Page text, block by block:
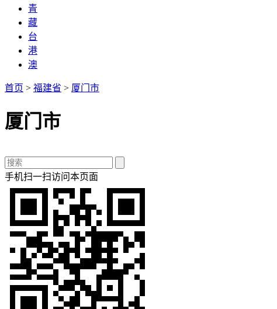
青
藏
台
港
澳
首页 > 福建省 > 厦门市
厦门市
手机扫一扫访问本页面